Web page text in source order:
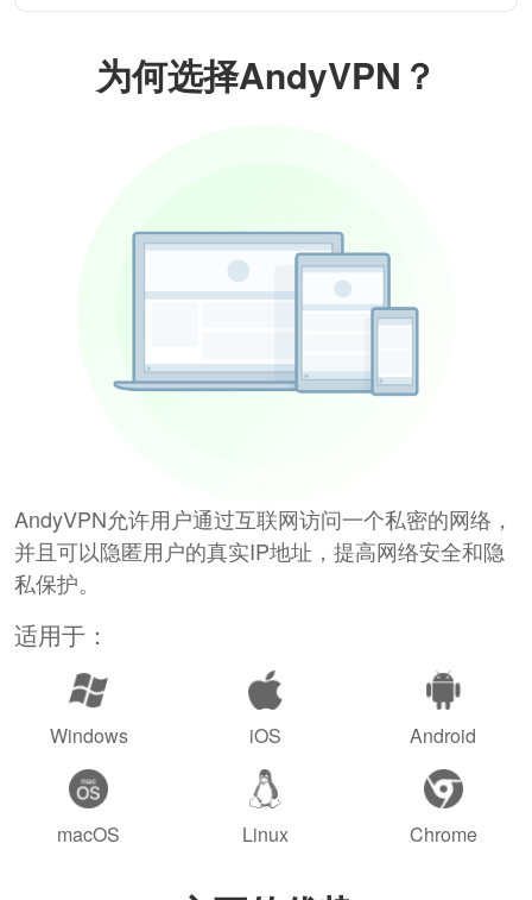
为何选择AndyVPN？
AndyVPN允许用户通过互联网访问一个私密的网络，
并且可以隐匿用户的真实IP地址，提高网络安全和隐
私保护。
适用于：
Windows iOS Android
macOS Linux Chrome